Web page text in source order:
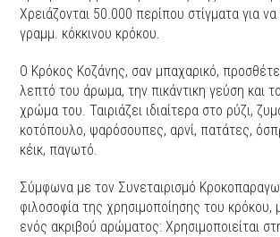
Χρειάζονται 50.000 περίπου στίγματα για
γραμμ. κόκκινου κρόκου.
Ο Κρόκος Κοζάνης, σαν μπαχαρικό,
λεπτό του άρωμα, την πικάντικη γεύση και
χρώμα του. Ταιριάζει ιδιαίτερα στο ρύζι,
κοτόπουλο, ψαρόσουπες, αρνί, πατάτες,
κέικ, παγωτό.
Σύμφωνα με τον Συνεταιρισμό
φιλοσοφία της χρησιμοποίησης του κρόκου,
ενός ακριβού αρώματος: Χρησιμοποιείται